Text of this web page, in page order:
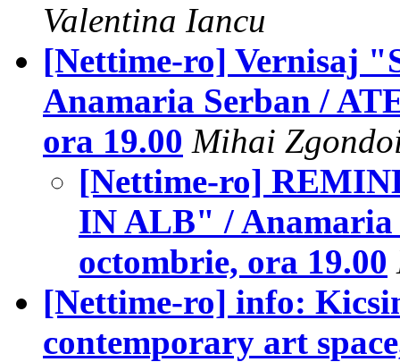
Valentina Iancu
[Nettime-ro] Vernisaj
Anamaria Serban /
ora 19.00 Mihai
[Nettime-ro]
IN ALB" / Anamaria
octombrie, ora 19.00
[Nettime-ro] info:
contemporary art